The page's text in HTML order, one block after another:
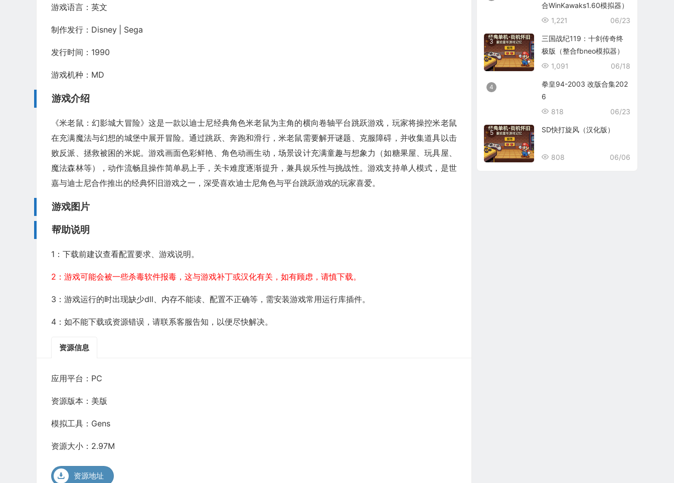
游戏语言：英文
制作发行：Disney | Sega
发行时间：1990
游戏机种：MD
游戏介绍
《米老鼠：幻影城大冒险》这是一款以迪士尼经典角色米老鼠为主角的横向卷轴平台跳跃游戏，玩家将操控米老鼠
在充满魔法与幻想的城堡中展开冒险。通过跳跃、奔跑和滑行，米老鼠需要解开谜题、克服障碍，并收集道具以击
败反派、拯救被困的米妮。游戏画面色彩鲜艳、角色动画生动，场景设计充满童趣与想象力（如糖果屋、玩具屋、
魔法森林等），动作流畅且操作简单易上手，关卡难度逐渐提升，兼具娱乐性与挑战性。游戏支持单人模式，是世
嘉与迪士尼合作推出的经典怀旧游戏之一，深受喜欢迪士尼角色与平台跳跃游戏的玩家喜爱。
游戏图片
帮助说明
1：下载前建议查看配置要求、游戏说明。
2：游戏可能会被一些杀毒软件报毒，这与游戏补丁或汉化有关，如有顾虑，请慎下载。
3：游戏运行的时出现缺少dll、内存不能读、配置不正确等，需安装游戏常用运行库插件。
4：如不能下载或资源错误，请联系客服告知，以便尽快解决。
资源信息
应用平台：PC
资源版本：美版
模拟工具：Gens
资源大小：2.97M
资源地址
合WinKawaks1.60模拟器）
06/23
1,221
3
三国战纪119：十剑传奇终
极版（整合fbneo模拟器）
06/18
1,091
4
拳皇94-2003 改版合集202
6
06/23
818
5 SD快打旋风（汉化版）
06/06
808